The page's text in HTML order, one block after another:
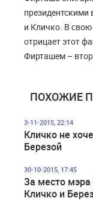
и Кличко. В свою
отрицает этот
Фирташем –
ПОХОЖИЕ
3-11-2015, 22:14
Кличко не
Березой
30-10-2015, 17:45
За место мэра
Кличко и